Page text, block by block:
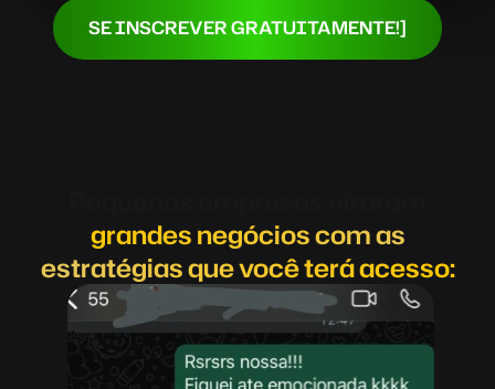
SE INSCREVER GRATUITAMENTE!]
grandes negócios com as
estratégias que você terá acesso: